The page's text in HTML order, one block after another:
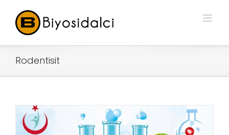
Rodentisit